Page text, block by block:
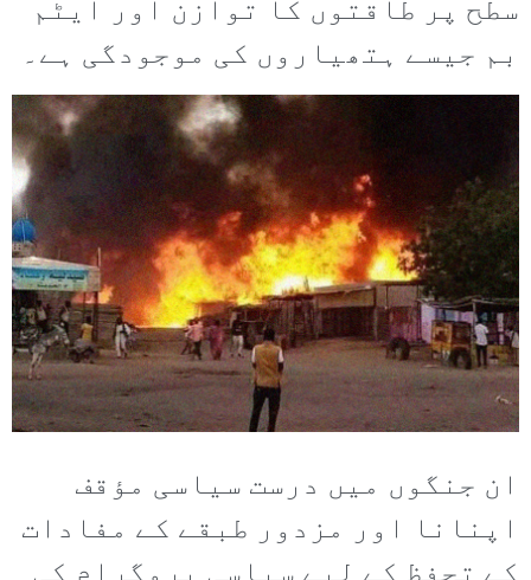
سطح پر طاقتوں کا توازن اور ایٹم
بم جیسے ہتھیاروں کی موجودگی ہے۔
ان جنگوں میں درست سیاسی مؤقف
اپنانا اور مزدور طبقے کے مفادات